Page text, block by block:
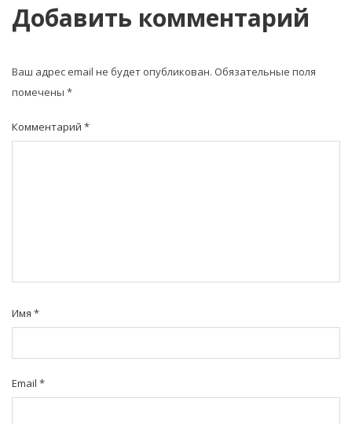
Добавить комментарий
Ваш адрес email не будет опубликован. Обязательные поля
помечены *
Комментарий *
Имя *
Email *